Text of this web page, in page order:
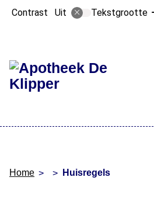
Contrast Uit Tekstgrootte
Home Huisregels